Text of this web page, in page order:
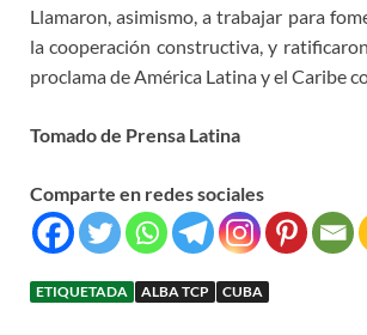
Llamaron, asimismo, a trabajar para
la cooperación constructiva, y
proclama de América Latina y el Caribe
Tomado de Prensa Latina
Comparte en redes sociales
ETIQUETADA ALBA TCP CUBA